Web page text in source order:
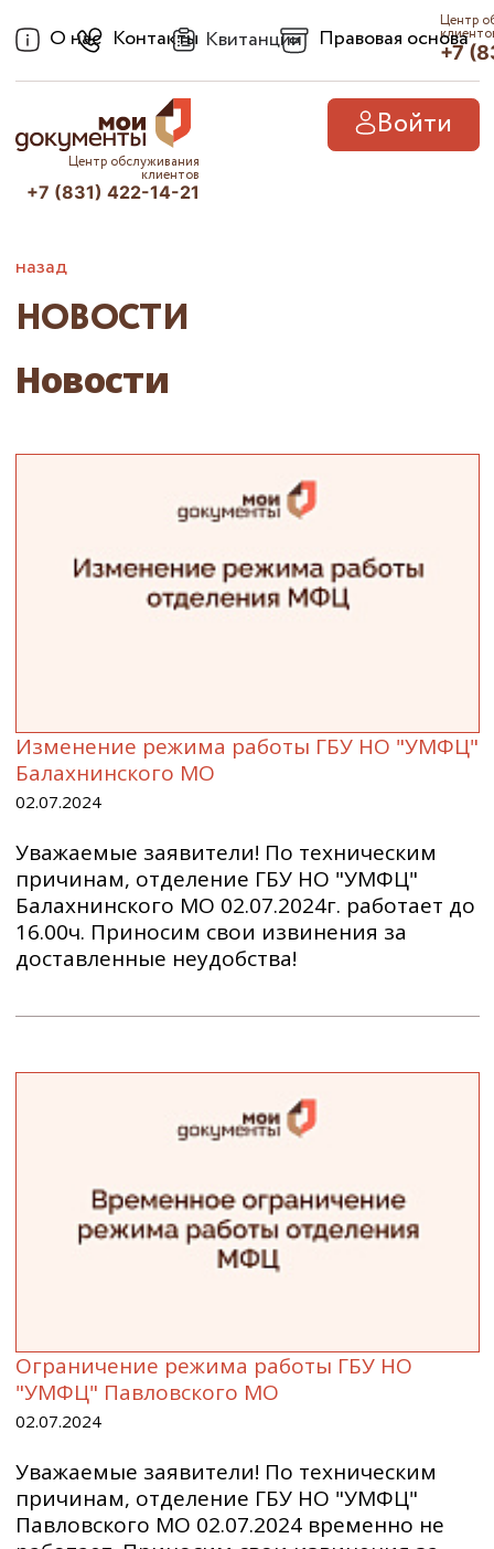
О нас Контакты Квитанции Правовая основа
Центр
+7
Войти
Центр обслуживания
клиентов
+7 (831) 422-14-21
назад
НОВОСТИ
Новости
Изменение режима работы ГБУ НО "УМФЦ"
Балахнинского МО
02.07.2024
Уважаемые заявители! По техническим
причинам, отделение ГБУ НО "УМФЦ"
Балахнинского МО 02.07.2024г. работает до
16.00ч. Приносим свои извинения за
доставленные неудобства!
Ограничение режима работы ГБУ НО
"УМФЦ" Павловского МО
02.07.2024
Уважаемые заявители! По техническим
причинам, отделение ГБУ НО "УМФЦ"
Павловского МО 02.07.2024 временно не